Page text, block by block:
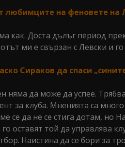
любимците на феновете на
как. Доста дълъг период
ми е свързан с Левски и го
Сираков да спаси
няма да може да успее.
за клуба. Мненията са
се да не се стига дотам, но
оставят той да управлява
Наистина да се бори за